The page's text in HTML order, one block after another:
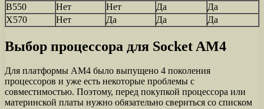
B550
Нет Нет Да
Да
X570
Нет Да Да Да
Выбор процессора для Socket AM4
Для платформы AM4 было выпущено 4 поколения
процессоров и уже есть некоторые проблемы с
совместимостью. Поэтому, перед покупкой процессора или
материнской платы нужно обязательно свериться со списком